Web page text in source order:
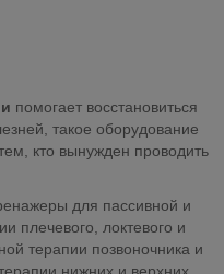
помогает восстановиться
такое оборудование
кто вынужден проводить
для пассивной и
плечевого, локтевого и
терапии позвоночника и